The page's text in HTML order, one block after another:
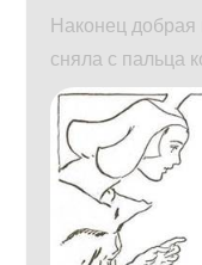
Наконец добрая
сняла с пальца